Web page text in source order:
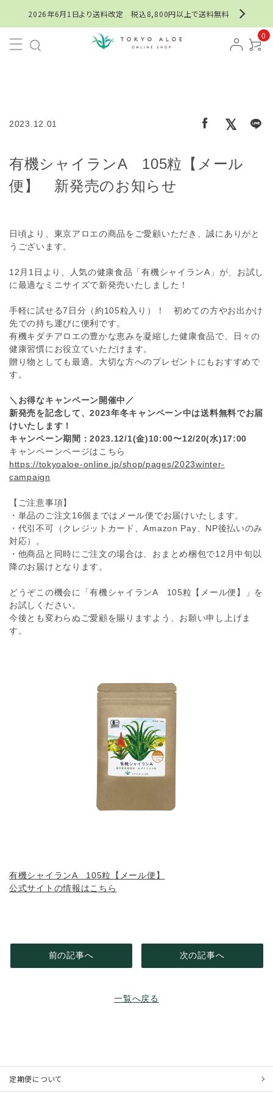
2026年6月1日より送料改定 税込8,800円以上で送料無料
0
2023.12.01
有機シャイランA 105粒【メール
便】 新発売のお知らせ
日頃より、東京アロエの商品をご愛顧いただき、誠にありがと
うございます。
12月1日より、人気の健康食品「有機シャイランA」が、お試し
に最適なミニサイズで新発売いたしました！
手軽に試せる7日分（約105粒入り）！ 初めての方やお出かけ
先での持ち運びに便利です。
有機キダチアロエの豊かな恵みを凝縮した健康食品で、日々の
健康習慣にお役立ていただけます。
贈り物としても最適。大切な方へのプレゼントにもおすすめで
す。
＼お得なキャンペーン開催中／
新発売を記念して、2023年冬キャンペーン中は送料無料でお届
けいたします！
キャンペーン期間：2023.12/1(金)10:00〜12/20(水)17:00
キャンペーンページはこちら
https://tokyoaloe-online.jp/shop/pages/2023winter-
campaign
【ご注意事項】
・単品のご注文16個まではメール便でお届けいたします。
・代引不可（クレジットカード、Amazon Pay、NP後払いのみ
対応）。
・他商品と同時にご注文の場合は、おまとめ梱包で12月中旬以
降のお届けとなります。
どうぞこの機会に「有機シャイランA 105粒【メール便】」を
お試しください。
今後とも変わらぬご愛顧を賜りますよう、お願い申し上げま
す。
有機シャイランA 105粒【メール便】
公式サイトの情報はこちら
前の記事へ
一覧へ戻る
次の記事へ
定期便について